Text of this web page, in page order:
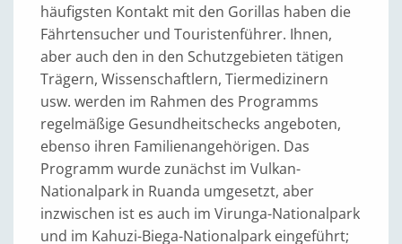
häufigsten Kontakt mit den Gorillas haben die
Fährtensucher und Touristenführer. Ihnen,
aber auch den in den Schutzgebieten tätigen
Trägern, Wissenschaftlern, Tiermedizinern
usw. werden im Rahmen des Programms
regelmäßige Gesundheitschecks angeboten,
ebenso ihren Familienangehörigen. Das
Programm wurde zunächst im Vulkan-
Nationalpark in Ruanda umgesetzt, aber
inzwischen ist es auch im Virunga-Nationalpark
und im Kahuzi-Biega-Nationalpark eingeführt;